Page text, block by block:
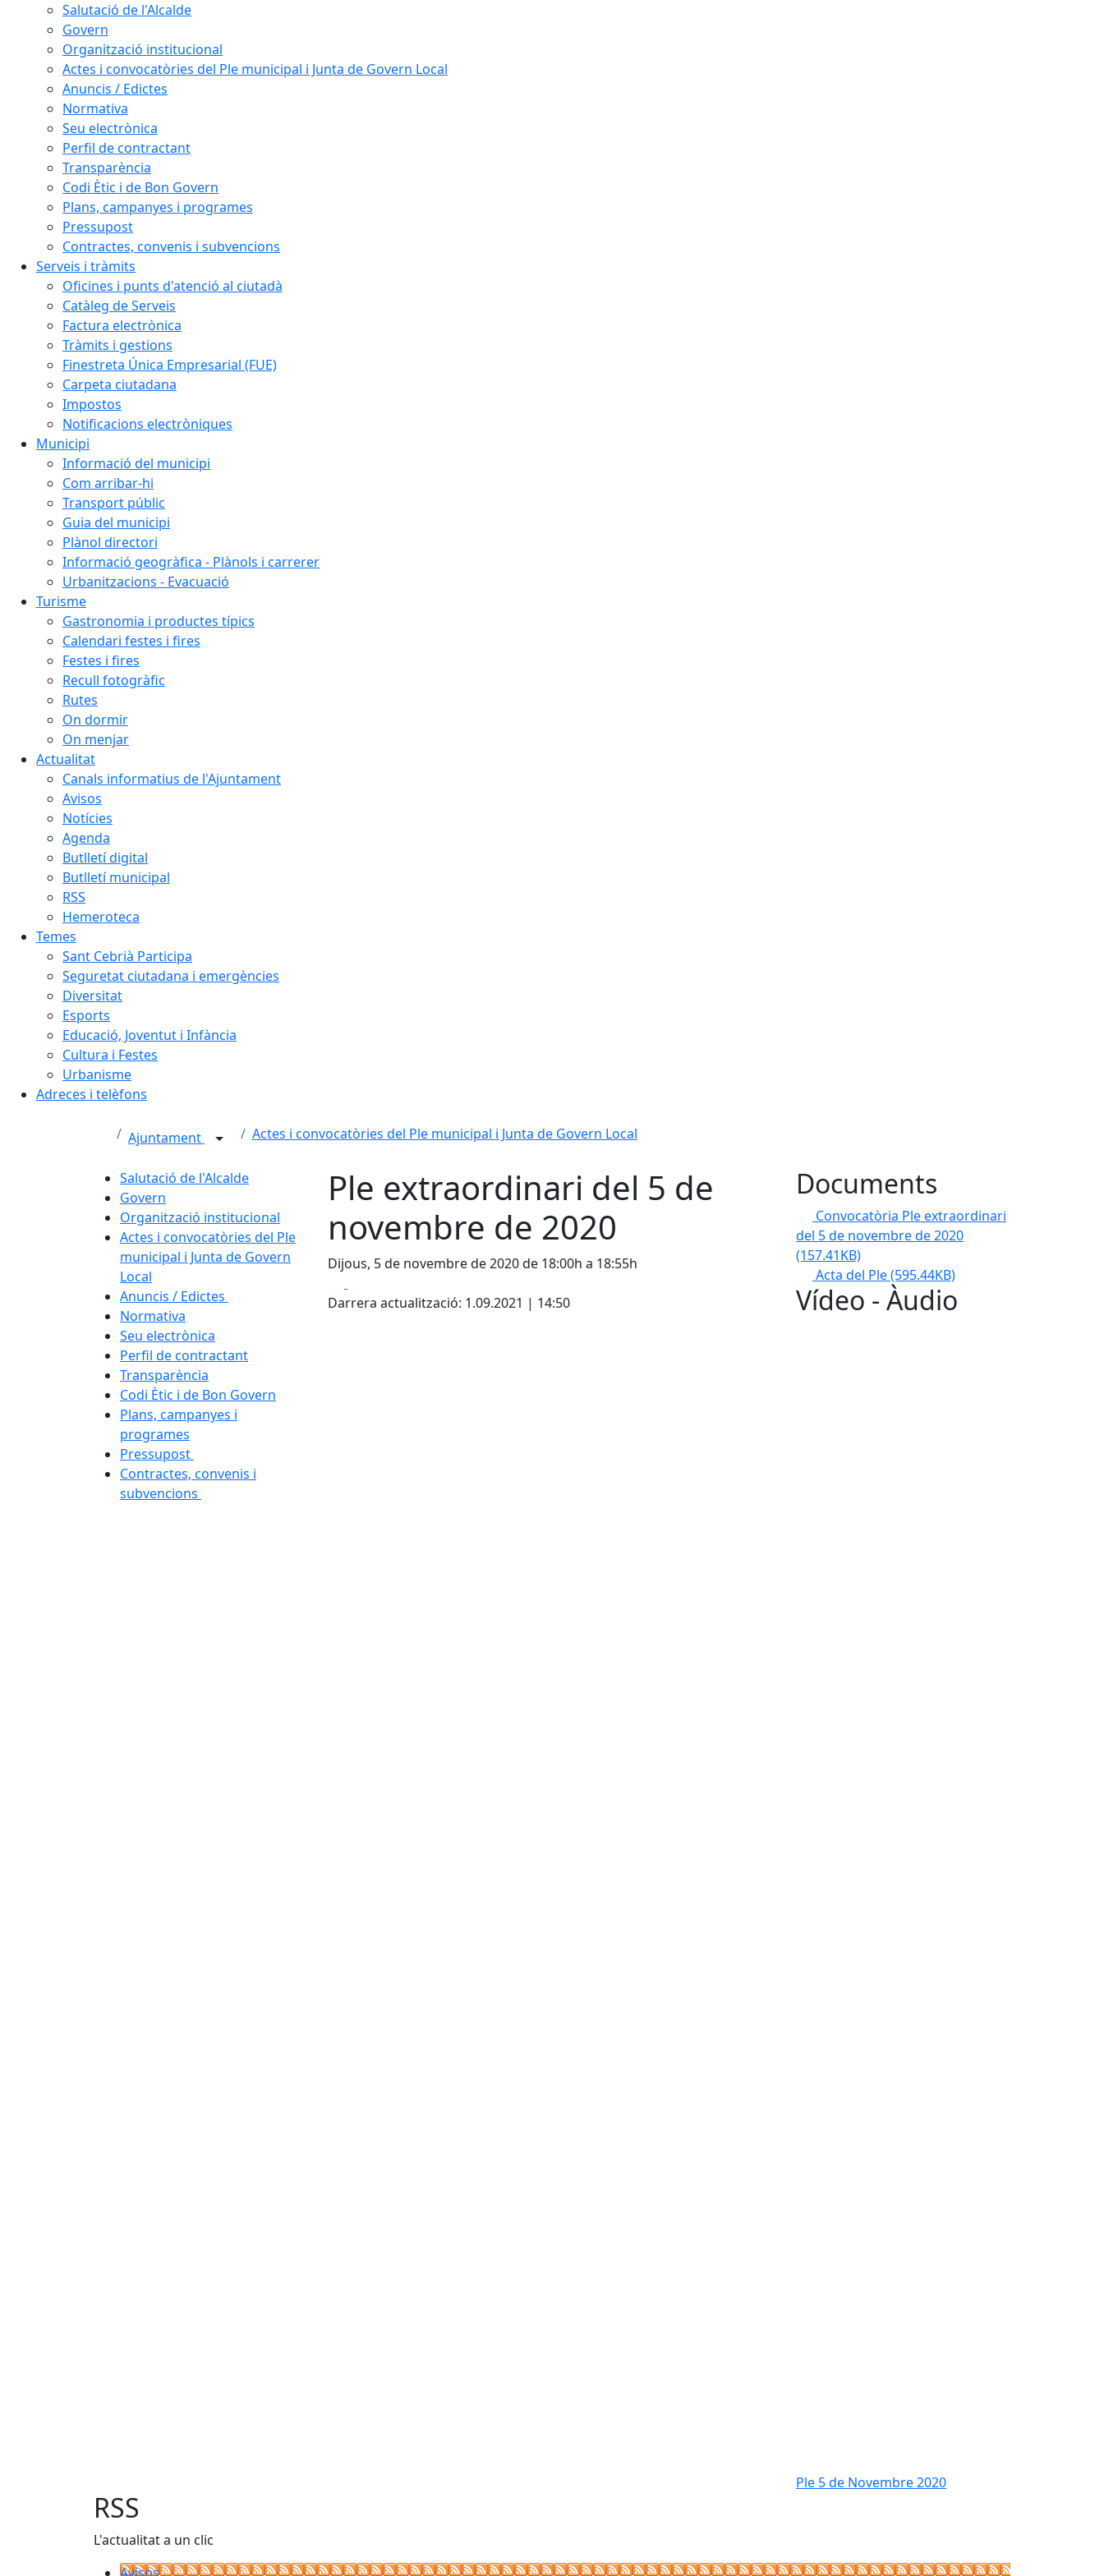
Salutació de l'Alcalde
Govern
Organització institucional
Actes i convocatòries del Ple municipal i Junta de Govern Local
Anuncis / Edictes
Normativa
Seu electrònica
Perfil de contractant
Transparència
Codi Ètic i de Bon Govern
Plans, campanyes i programes
Pressupost
Contractes, convenis i subvencions
Serveis i tràmits
Oficines i punts d'atenció al ciutadà
Catàleg de Serveis
Factura electrònica
Tràmits i gestions
Finestreta Única Empresarial (FUE)
Carpeta ciutadana
Impostos
Notificacions electròniques
Municipi
Informació del municipi
Com arribar-hi
Transport públic
Guia del municipi
Plànol directori
Informació geogràfica - Plànols i carrerer
Urbanitzacions - Evacuació
Turisme
Gastronomia i productes típics
Calendari festes i fires
Festes i fires
Recull fotogràfic
Rutes
On dormir
On menjar
Actualitat
Canals informatius de l'Ajuntament
Avisos
Notícies
Agenda
Butlletí digital
Butlletí municipal
RSS
Hemeroteca
Temes
Sant Cebrià Participa
Seguretat ciutadana i emergències
Diversitat
Esports
Educació, Joventut i Infància
Cultura i Festes
Urbanisme
Adreces i telèfons
Ajuntament Actes i convocatòries del Ple municipal i Junta de Govern Local
Salutació de l'Alcalde
Govern
Organització institucional
Actes i convocatòries del Ple
municipal i Junta de Govern
Local
Anuncis / Edictes
Normativa
Seu electrònica
Perfil de contractant
Transparència
Codi Ètic i de Bon Govern
Plans, campanyes i
programes
Pressupost
Contractes, convenis i
subvencions
Ple extraordinari del 5 de
novembre de 2020
Dijous, 5 de novembre de 2020 de 18:00h a 18:55h
Darrera actualització: 1.09.2021 | 14:50
Documents
Convocatòria Ple extraordinari
del 5 de novembre de 2020
(157.41KB)
Acta del Ple(595.44KB)
Vídeo - Àudio
Ple 5 de Novembre 2020
RSS
L'actualitat a un clic